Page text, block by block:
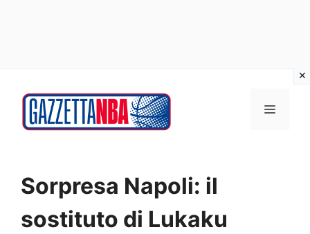
contenuto
MENU
Sorpresa Napoli: il
sostituto di Lukaku